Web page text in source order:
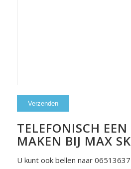
TELEFONISCH
MAKEN BIJ MAX
U kunt ook bellen naar